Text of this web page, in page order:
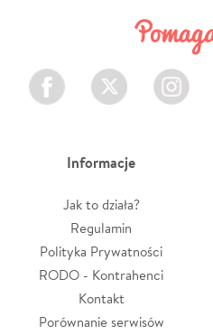
Facebook Twitter Instagram
Informacje
Jak to działa?
Regulamin
Polityka Prywatności
RODO - Kontrahenci
Kontakt
Porównanie serwisów